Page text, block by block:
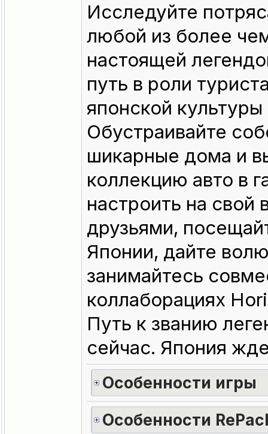
Исследуйте
любой из более
настоящей
путь в роли
японской
Обустраивайте
шикарные дома и
коллекцию авто в
настроить на свой
друзьями,
Японии, дайте
занимайтесь
коллаборациях
Путь к званию
сейчас. Япония
Особенности игры
Особенности